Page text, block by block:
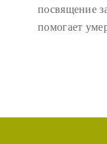
посвящение
помогает